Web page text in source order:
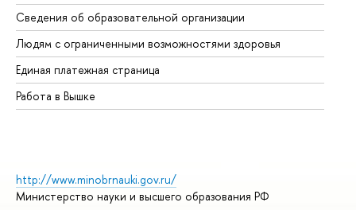
Сведения об образовательной организации
Людям с ограниченными возможностями здоровья
Единая платежная страница
Работа в Вышке
http://www.minobrnauki.gov.ru/
Министерство науки и высшего образования РФ